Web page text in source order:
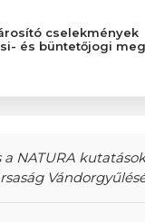
cselekmények
és büntetőjogi
NATURA